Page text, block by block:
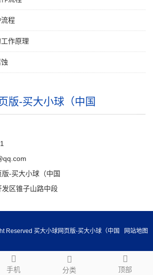
程
作原理
版-买大小球（中国
-买大小球（中国
区锥子山路中段
手机 分类 顶部
Reserved 买大小球网页版-买大小球（中国 网站地图